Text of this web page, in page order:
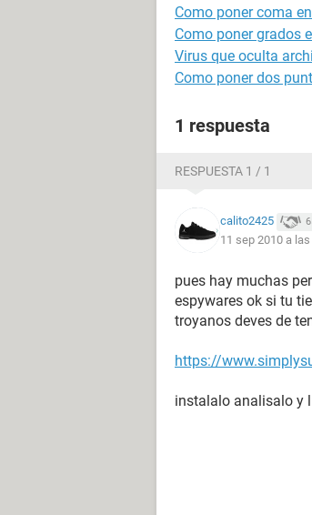
Como poner coma
Como poner grados
Virus que oculta
Como poner dos
1 respuesta
RESPUESTA 1 / 1
calito2425
11 sep 2010 a
pues hay muchas
espywares ok si tu
troyanos deves de
https://
instalalo analisalo y